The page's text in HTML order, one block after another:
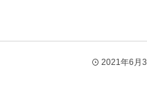
2021年6月